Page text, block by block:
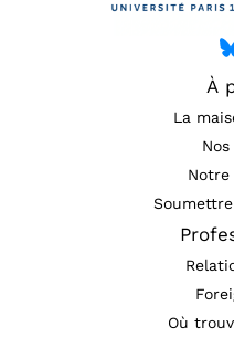
À
La
Notre
Où